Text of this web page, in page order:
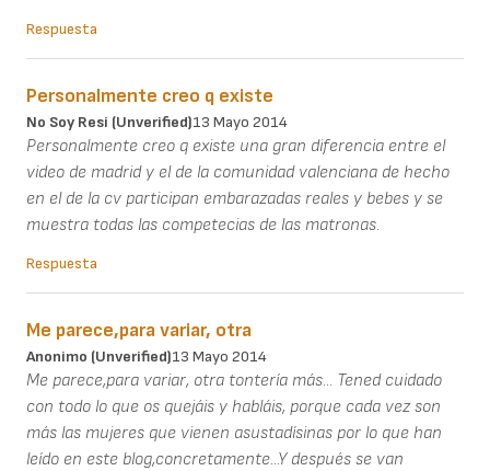
Respuesta
Personalmente creo q existe
No Soy Resi (unverified)13 Mayo 2014
Personalmente creo q existe una gran diferencia entre el
video de madrid y el de la comunidad valenciana de hecho
en el de la cv participan embarazadas reales y bebes y se
muestra todas las competecias de las matronas.
Respuesta
Me parece,para variar, otra
Anonimo (unverified)13 Mayo 2014
Me parece,para variar, otra tontería más... Tened cuidado
con todo lo que os quejáis y habláis, porque cada vez son
más las mujeres que vienen asustadísinas por lo que han
leído en este blog,concretamente...Y después se van